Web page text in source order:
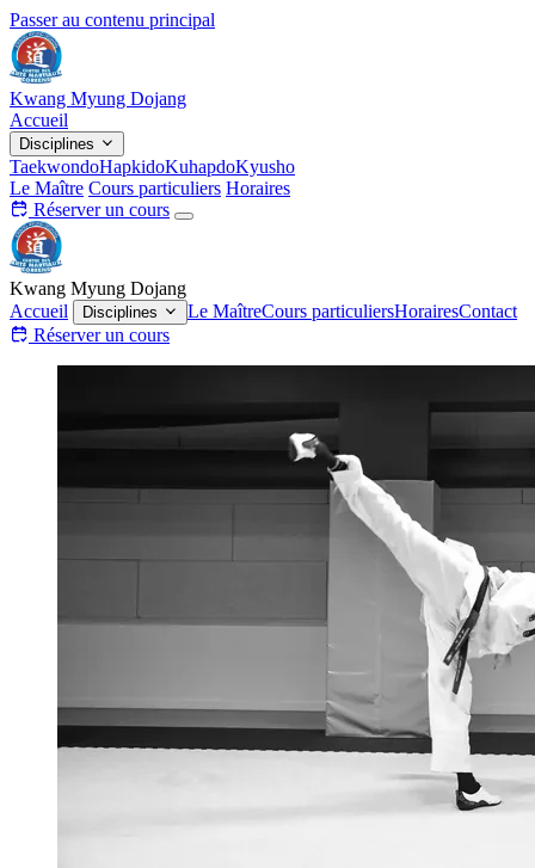
Passer au contenu principal
Kwang Myung Dojang
Accueil
Disciplines
TaekwondoHapkidoKuhapdoKyusho
Le Maître Cours particuliers Horaires
Réserver un cours
Kwang Myung Dojang
Accueil
Disciplines Le MaîtreCours particuliersHorairesContact
Réserver un cours